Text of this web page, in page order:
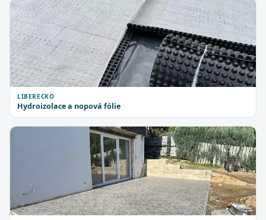
LIBERECKO
Hydroizolace a nopová fólie